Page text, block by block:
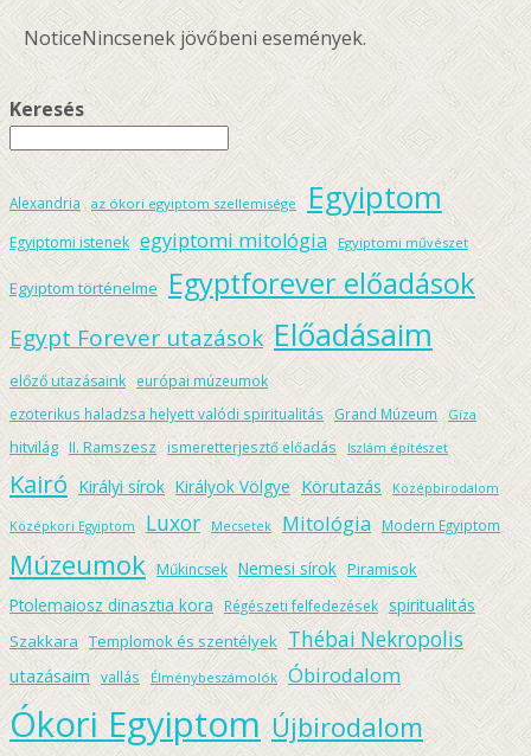
NoticeNincsenek jövőbeni események.
Keresés
Alexandria az ókori egyiptom szellemisége Egyiptom
Egyiptomi istenek egyiptomi mitológia Egyiptomi művészet
Egyiptom történelme Egyptforever előadások
Egypt Forever utazások Előadásaim
előző utazásaink
európai múzeumok
ezoterikus haladzsa helyett valódi spiritualitás
Grand Múzeum Gíza
hitvilág II. Ramszesz ismeretterjesztő előadás Iszlám építészet
Kairó Királyi sírok Királyok Völgye Körutazás Középbirodalom
Középkori Egyiptom Luxor Mecsetek Mitológia Modern Egyiptom
Múzeumok Műkincsek Nemesi sírok Piramisok
Ptolemaiosz dinasztia kora
Régészeti felfedezések spiritualitás
Szakkara Templomok és szentélyek Thébai Nekropolis
utazásaim vallás Élménybeszámolók Óbirodalom
Ókori Egyiptom Újbirodalom